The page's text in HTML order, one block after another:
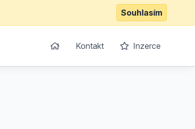
Souhlasím
Kontakt Inzerce